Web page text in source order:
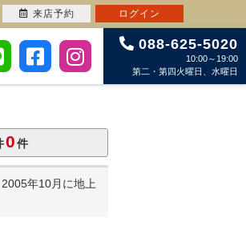
088-625-5020
10:00～19:00
第二・第四火曜日、水曜日
0件
年10月に地上
来店予約 ログイン